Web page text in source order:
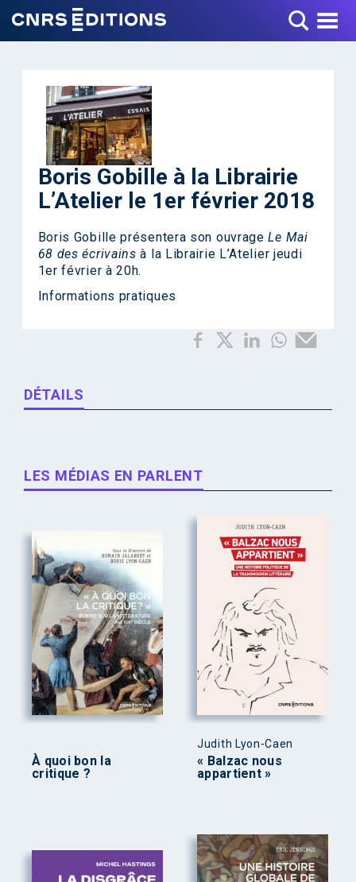
Toggle Menu
Boris Gobille à la Librairie
L’Atelier le 1er février 2018
Boris Gobille présentera son ouvrageLe Mai
68 des écrivains à la Librairie L’Atelier jeudi
1er février à 20h.
Informations pratiques
DÉTAILS
LES MÉDIAS EN PARLENT
À quoi bon la
critique ?
Judith Lyon-Caen
« Balzac nous
appartient »